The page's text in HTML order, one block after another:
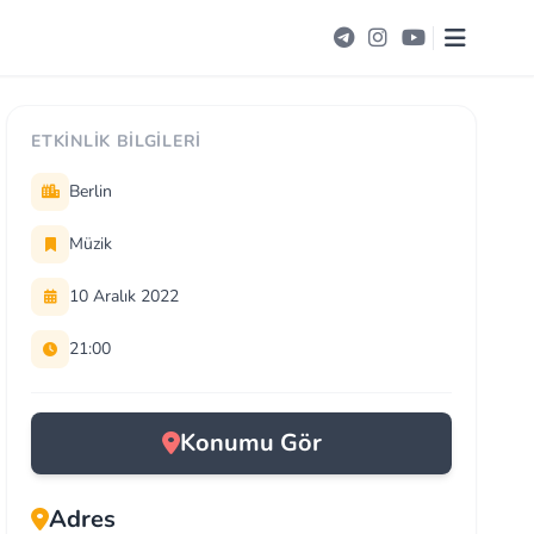
ETKINLIK BILGILERI
Berlin
Müzik
10 Aralık 2022
21:00
Konumu Gör
Adres